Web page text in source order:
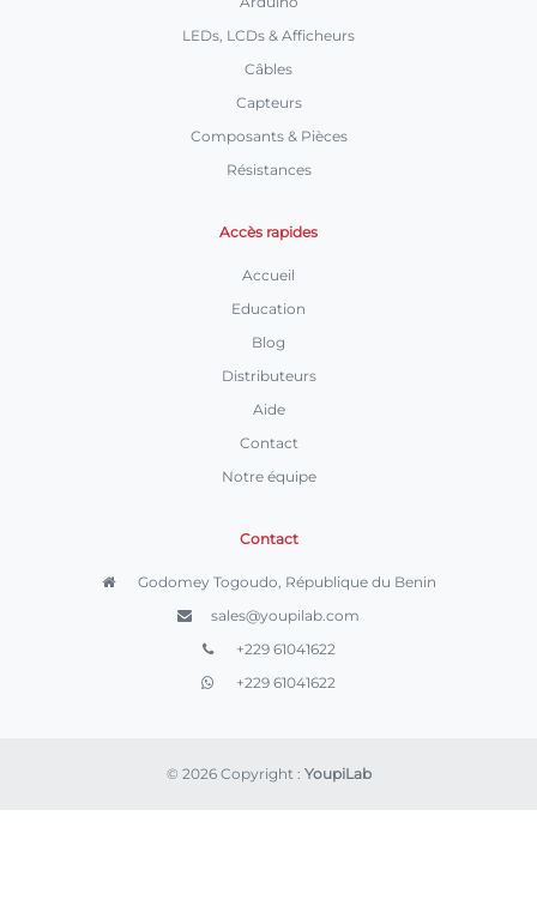
LEDs, LCDs & Afficheurs
Câbles
Capteurs
Composants & Pièces
Résistances
Accès rapides
Accueil
Education
Blog
Distributeurs
Aide
Contact
Notre équipe
Contact
Godomey Togoudo, République du Benin
sales@youpilab.com
+229 61041622
+229 61041622
© 2026 Copyright : YoupiLab